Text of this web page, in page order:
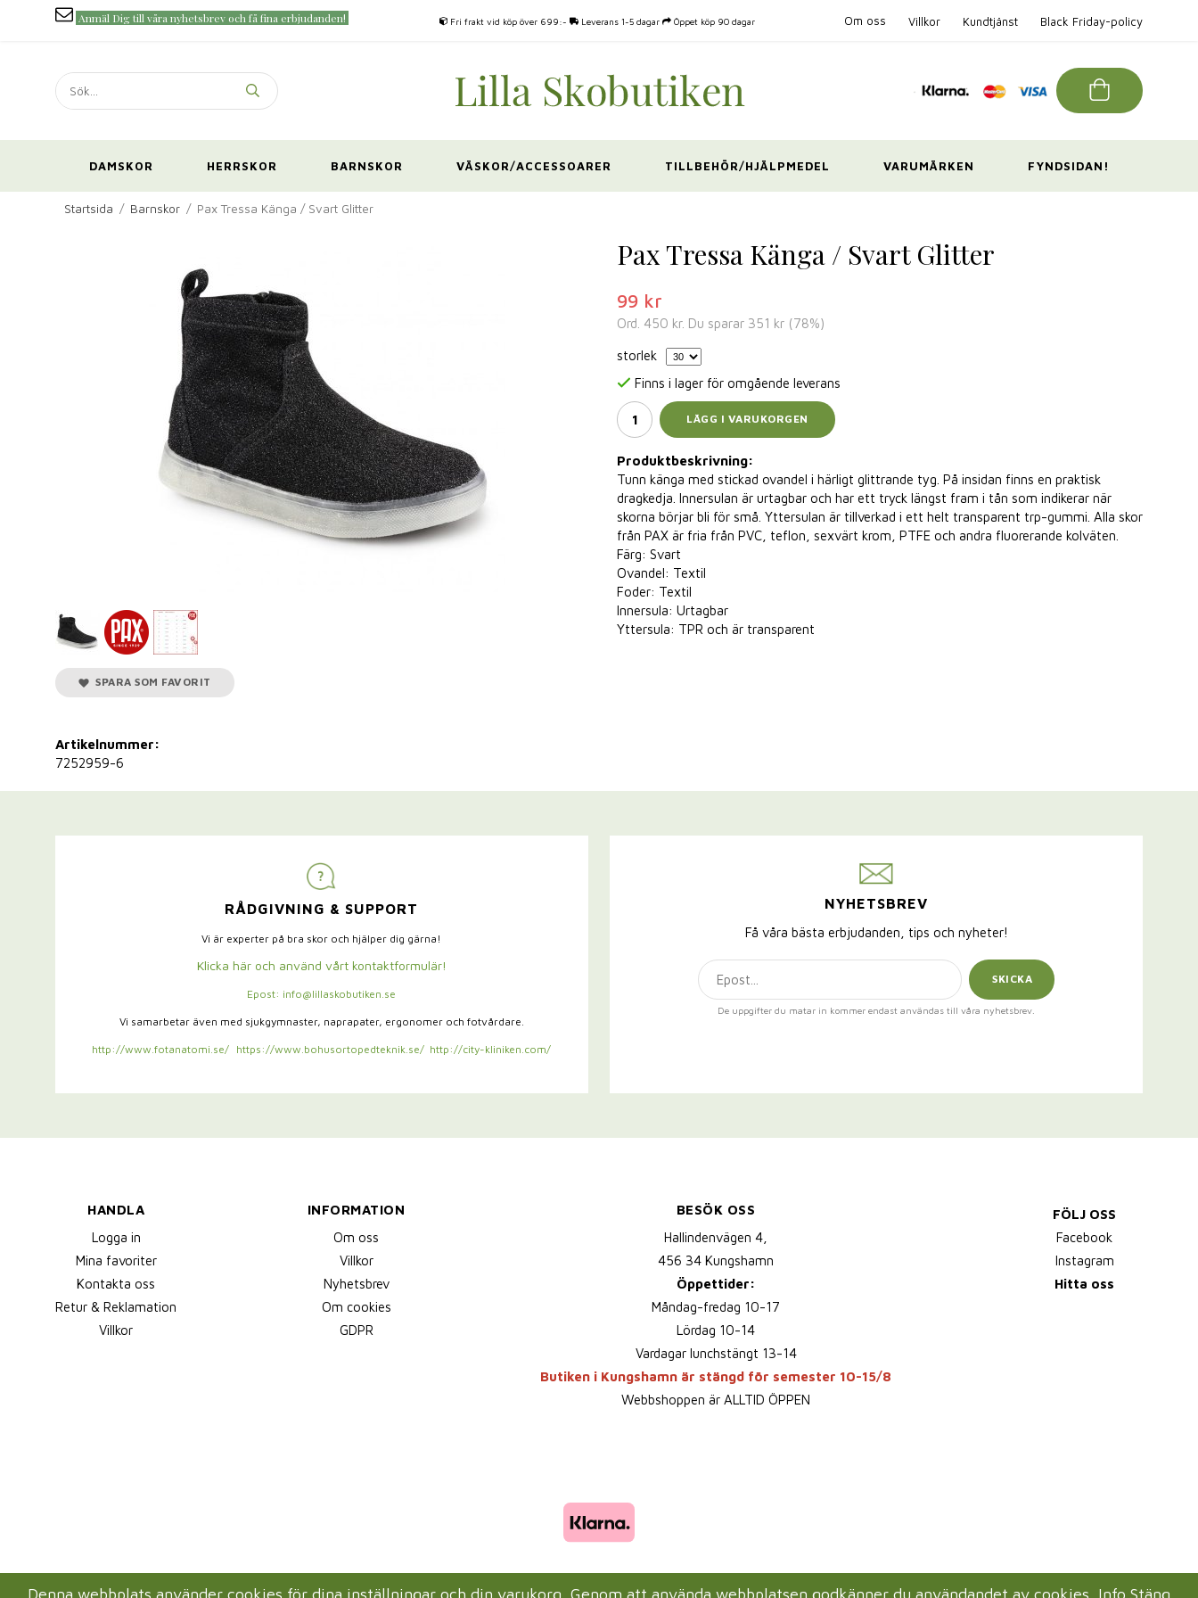
Anmäl Dig till våra nyhetsbrev och få fina erbjudanden! Fri frakt vid köp över 699:- Leverans 1-5 dagar Öppet köp 90 dagar Om oss Villkor Kundtjänst Black Friday-policy
DAMSKOR HERRSKOR BARNSKOR VÄSKOR/ACCESSOARER TILLBEHÖR/HJÄLPMEDEL VARUMÄRKEN FYNDSIDAN!
Startsida / Barnskor / Pax Tressa Känga / Svart Glitter
Pax Tressa Känga / Svart Glitter
99 kr
Ord. 450 kr. Du sparar 351 kr (78%)
storlek
Finns i lager för omgående leverans
LÄGG I VARUKORGEN
Produktbeskrivning:
Tunn känga med stickad ovandel i härligt glittrande tyg. På insidan finns en praktisk
dragkedja. Innersulan är urtagbar och har ett tryck längst fram i tån som indikerar när
skorna börjar bli för små. Yttersulan är tillverkad i ett helt transparent trp-gummi. Alla skor
från PAX är fria från PVC, teflon, sexvärt krom, PTFE och andra fluorerande kolväten.
Färg: Svart
Ovandel: Textil
Foder: Textil
Innersula: Urtagbar
Yttersula: TPR och är transparent
SPARA SOM FAVORIT
Artikelnummer:
7252959-6
RÅDGIVNING & SUPPORT
Vi är experter på bra skor och hjälper dig gärna!
Klicka här och använd vårt kontaktformulär!
Epost: info@lillaskobutiken.se
Vi samarbetar även med sjukgymnaster, naprapater, ergonomer och fotvårdare.
http://www.fotanatomi.se/ https://www.bohusortopedteknik.se/ http://city-kliniken.com/
NYHETSBREV
Få våra bästa erbjudanden, tips och nyheter!
SKICKA
De uppgifter du matar in kommer endast användas till våra nyhetsbrev.
HANDLA
Logga in
Mina favoriter
Kontakta oss
Retur & Reklamation
Villkor
INFORMATION
Om oss
Villkor
Nyhetsbrev
Om cookies
GDPR
BESÖK OSS
Hallindenvägen 4,
456 34 Kungshamn
Öppettider:
Måndag-fredag 10-17
Lördag 10-14
Vardagar lunchstängt 13-14
Butiken i Kungshamn är stängd för semester 10-15/8
Webbshoppen är ALLTID ÖPPEN
FÖLJ OSS
Facebook
Instagram
Hitta oss
Drift & produktion:Wikinggruppen
Denna webbplats använder cookies för dina inställningar och din varukorg. Genom att använda webbplatsen godkänner du användandet av cookies. Info Stäng